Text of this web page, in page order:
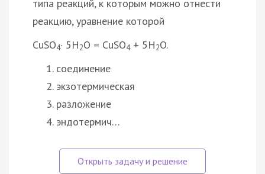
типа реакций, к которым можно отнести
реакцию, уравнение которой
CuSO4· 5H2O = CuSO4+ 5H2O.
соединение
экзотермическая
разложение
эндотермич…